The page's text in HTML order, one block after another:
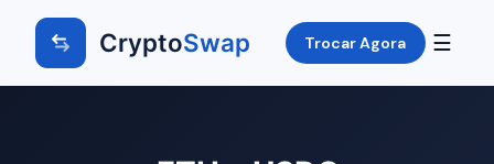
CryptoSwap Trocar Agora ☰